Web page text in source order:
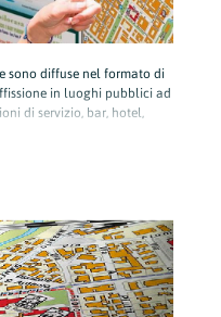
sono diffuse nel formato di
in luoghi pubblici ad
di servizio, bar, hotel,